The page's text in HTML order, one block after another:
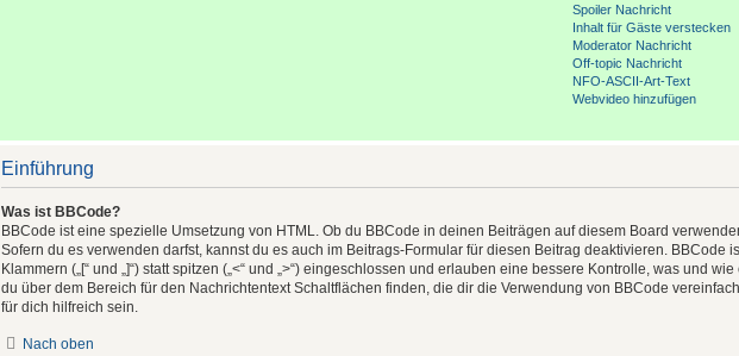
Spoiler Nachricht
Inhalt für Gäste verstecken
Moderator Nachricht
Off-topic Nachricht
NFO-ASCII-Art-Text
Webvideo hinzufügen
Einführung
Was ist BBCode?
BBCode ist eine spezielle Umsetzung von HTML. Ob du BBCode in deinen Beiträgen auf diesem Board
Sofern du es verwenden darfst, kannst du es auch im Beitrags-Formular für diesen Beitrag deaktivieren. BBCode
Klammern („[“ und „]“) statt spitzen („<“ und „>“) eingeschlossen und erlauben eine bessere Kontrolle, was und
du über dem Bereich für den Nachrichtentext Schaltflächen finden, die dir die Verwendung von BBCode
für dich hilfreich sein.
Nach oben